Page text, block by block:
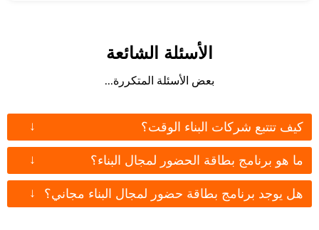
الأسئلة الشائعة
بعض الأسئلة المتكررة...
كيف تتتبع شركات البناء الوقت؟ ↓
ما هو برنامج بطاقة الحضور لمجال البناء؟ ↓
هل يوجد برنامج بطاقة حضور لمجال البناء مجاني؟ ↓